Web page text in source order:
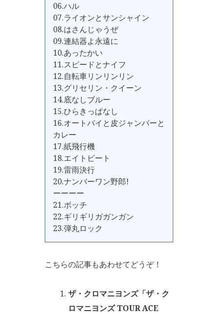
06.ハル
07.ライオンとサンシャイン
08.はさんじゃうぜ
09.連結器よ永遠に
10.あったかい
11.スピードとナイフ
12.自転車リンリンリン
13.グリセリン・クイーン
14.底なしブルー
15.ひらきっぱなし
16.オートバイと皮ジャンパーと
カレー
17.紙飛行機
18.エイトビート
19.雷雨決行
20.ナンバーワン野郎!
ーーーー
21.ボッチ
22.ギリギリガガンガン
23.弾丸ロック
こちらの記事もあわせてどうぞ！
ザ・クロマニヨンズ「ザ・ク
ロマニヨンズ TOUR ACE